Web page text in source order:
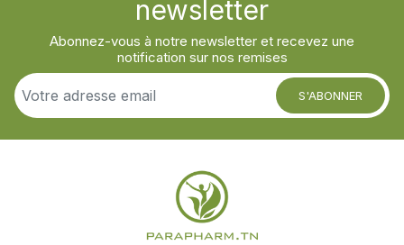
newsletter
Abonnez-vous à notre newsletter et recevez une
notification sur nos remises
S'ABONNER